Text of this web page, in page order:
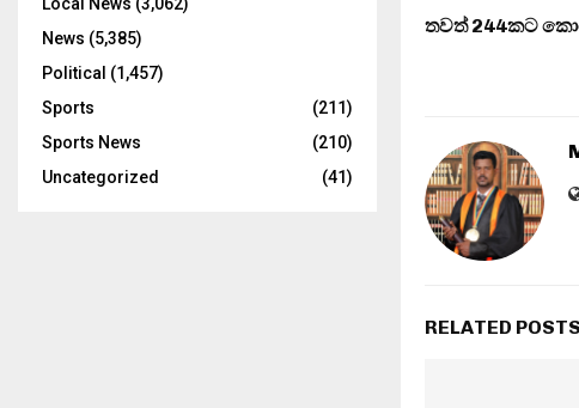
තවත් 244කට
RELATED POSTS
News (5,385)
Political (1,457)
Sports
(211)
Sports News
(210)
Uncategorized
(41)